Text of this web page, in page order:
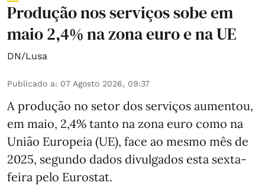
Produção nos serviços sobe em
maio 2,4% na zona euro e na UE
DN/Lusa
Publicado a: 07 Agosto 2026, 09:37
A produção no setor dos serviços aumentou,
em maio, 2,4% tanto na zona euro como na
União Europeia (UE), face ao mesmo mês de
2025, segundo dados divulgados esta sexta-
feira pelo Eurostat.